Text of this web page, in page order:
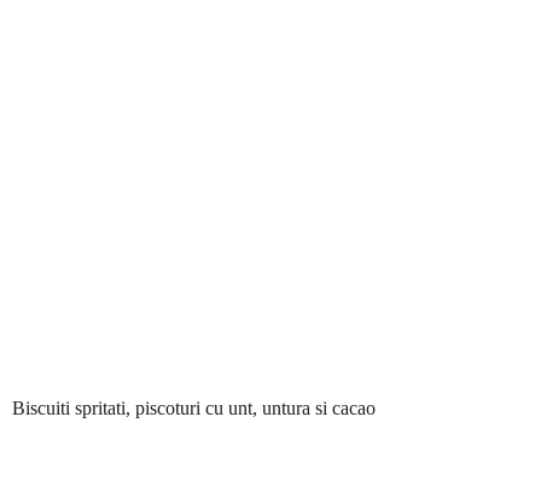
Biscuiti spritati, piscoturi cu unt, untura si cacao